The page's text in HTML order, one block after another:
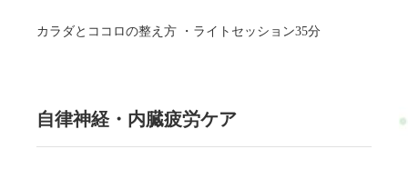
カラダとココロの整え方 ・ライトセッション35分
自律神経・内臓疲労ケア